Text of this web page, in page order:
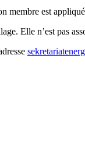
membre est
Elle n’est pas
sekretariat